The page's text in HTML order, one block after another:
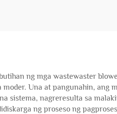
ng mga wastewaster
moder. Una at pangunahin, ang
sistema, nagreresulta sa
ng proseso ng